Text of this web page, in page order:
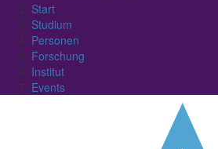
Start
Studium
Personen
Forschung
Institut
Events